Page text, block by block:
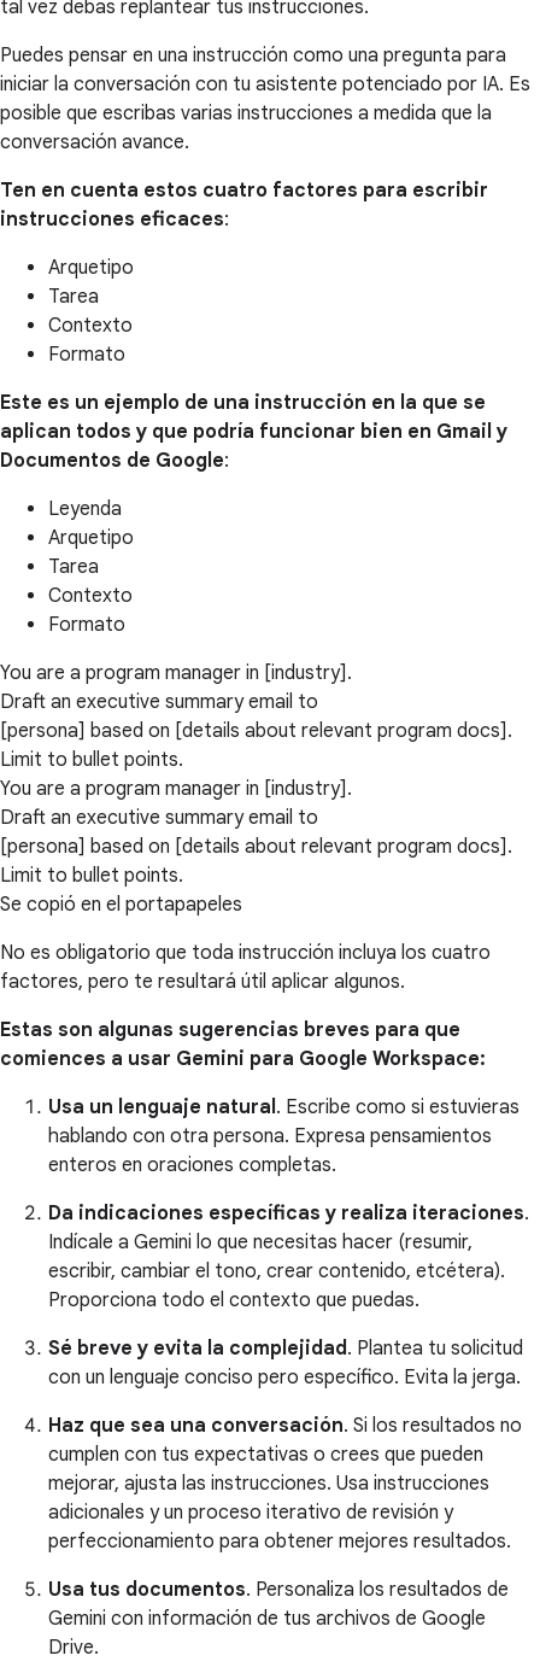
tal vez debas replantear tus instrucciones.
Puedes pensar en una instrucción como una pregunta para
iniciar la conversación con tu asistente potenciado por IA. Es
posible que escribas varias instrucciones a medida que la
conversación avance.
Ten en cuenta estos cuatro factores para escribir
instrucciones eficaces:
Arquetipo
Tarea
Contexto
Formato
Este es un ejemplo de una instrucción en la que se
aplican todos y que podría funcionar bien en Gmail y
Documentos de Google:
Leyenda
Arquetipo
Tarea
Contexto
Formato
You are a program manager in [industry].
Draft an executive summary email to
[persona] based on [details about relevant program docs].
Limit to bullet points.
You are a program manager in [industry].
Draft an executive summary email to
[persona] based on [details about relevant program docs].
Limit to bullet points.
Se copió en el portapapeles
No es obligatorio que toda instrucción incluya los cuatro
factores, pero te resultará útil aplicar algunos.
Estas son algunas sugerencias breves para que
comiences a usar Gemini para Google Workspace:
Usa un lenguaje natural. Escribe como si estuvieras
hablando con otra persona. Expresa pensamientos
enteros en oraciones completas.
Da indicaciones específicas y realiza iteraciones.
Indícale a Gemini lo que necesitas hacer (resumir,
escribir, cambiar el tono, crear contenido, etcétera).
Proporciona todo el contexto que puedas.
Sé breve y evita la complejidad. Plantea tu solicitud
con un lenguaje conciso pero específico. Evita la jerga.
Haz que sea una conversación. Si los resultados no
cumplen con tus expectativas o crees que pueden
mejorar, ajusta las instrucciones. Usa instrucciones
adicionales y un proceso iterativo de revisión y
perfeccionamiento para obtener mejores resultados.
Usa tus documentos. Personaliza los resultados de
Gemini con información de tus archivos de Google
Drive.